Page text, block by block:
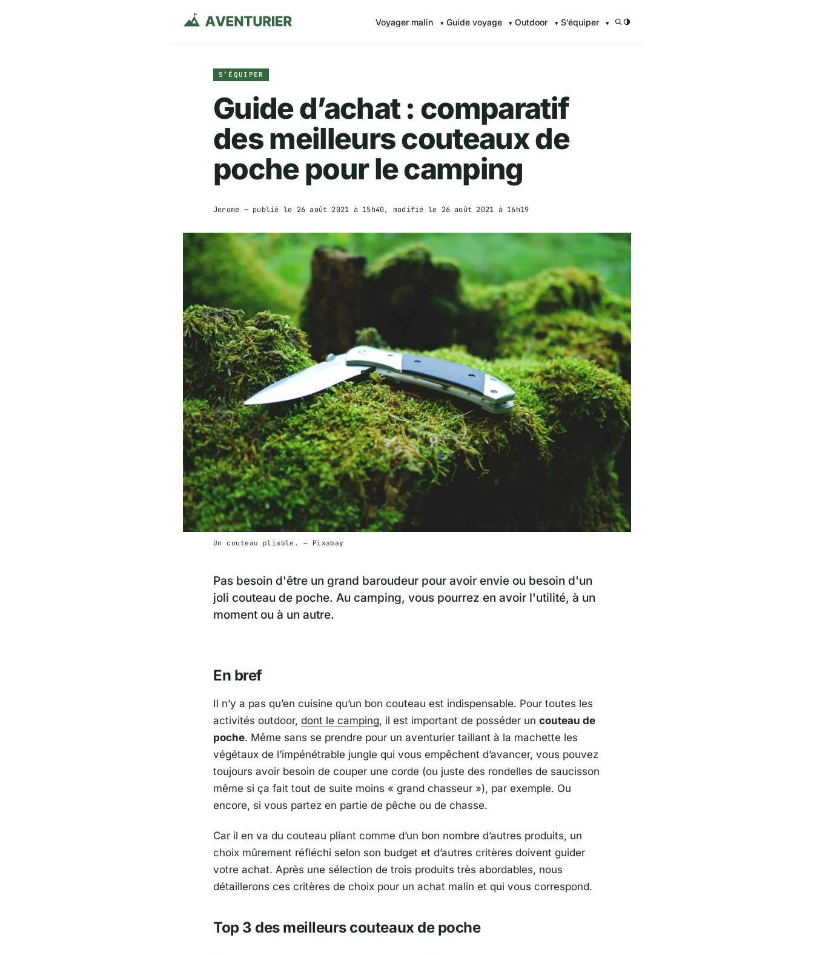
Voyager malin Guide voyage Outdoor S’équiper /
S’ÉQUIPER
Guide d’achat : comparatif
des meilleurs couteaux de
poche pour le camping
Jerome — publié le 26 août 2021 à 15h40, modifié le 26 août 2021 à 16h19
Un couteau pliable. — Pixabay
Pas besoin d'être un grand baroudeur pour avoir envie ou besoin d'un
joli couteau de poche. Au camping, vous pourrez en avoir l'utilité, à un
moment ou à un autre.
En bref
Il n’y a pas qu’en cuisine qu’un bon couteau est indispensable. Pour toutes les
activités outdoor, dont le camping, il est important de posséder un couteau de
poche. Même sans se prendre pour un aventurier taillant à la machette les
végétaux de l’impénétrable jungle qui vous empêchent d’avancer, vous pouvez
toujours avoir besoin de couper une corde (ou juste des rondelles de saucisson
même si ça fait tout de suite moins « grand chasseur »), par exemple. Ou
encore, si vous partez en partie de pêche ou de chasse.
Car il en va du couteau pliant comme d’un bon nombre d’autres produits, un
choix mûrement réfléchi selon son budget et d’autres critères doivent guider
votre achat. Après une sélection de trois produits très abordables, nous
détaillerons ces critères de choix pour un achat malin et qui vous correspond.
Top 3 des meilleurs couteaux de poche